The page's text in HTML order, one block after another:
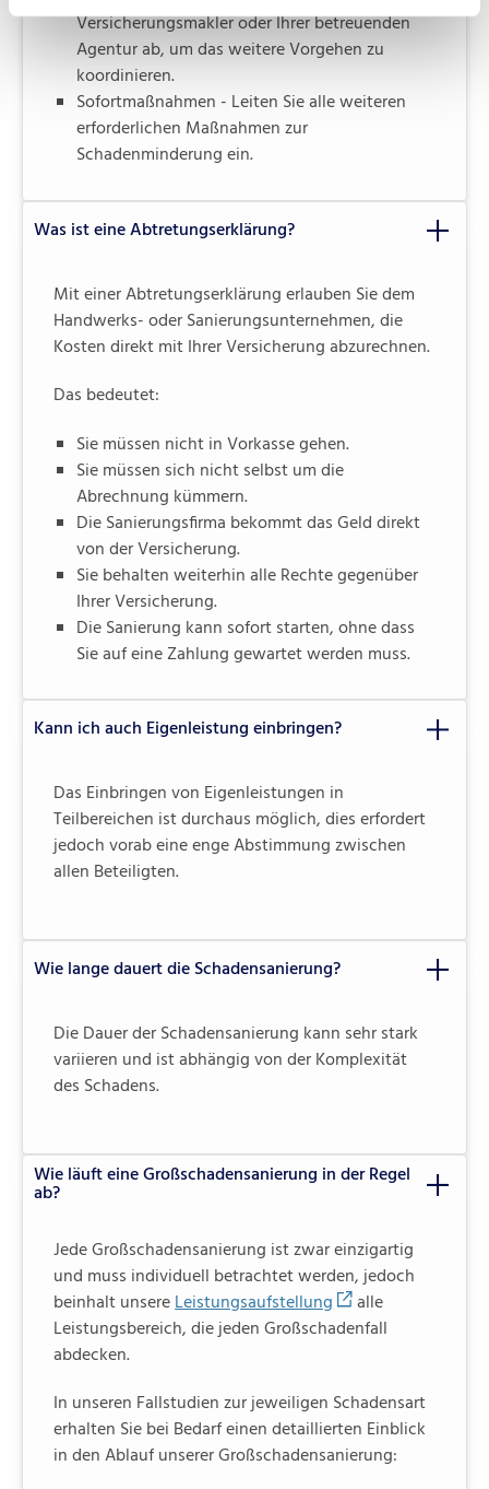
Versicherungsmakler oder Ihrer betreuenden
Agentur ab, um das weitere Vorgehen zu
koordinieren.
Sofortmaßnahmen - Leiten Sie alle weiteren
erforderlichen Maßnahmen zur
Schadenminderung ein.
Was ist eine Abtretungserklärung?
Mit einer Abtretungserklärung erlauben Sie dem
Handwerks- oder Sanierungsunternehmen, die
Kosten direkt mit Ihrer Versicherung abzurechnen.
Das bedeutet:
Sie müssen nicht in Vorkasse gehen.
Sie müssen sich nicht selbst um die
Abrechnung kümmern.
Die Sanierungsfirma bekommt das Geld direkt
von der Versicherung.
Sie behalten weiterhin alle Rechte gegenüber
Ihrer Versicherung.
Die Sanierung kann sofort starten, ohne dass
Sie auf eine Zahlung gewartet werden muss.
Kann ich auch Eigenleistung einbringen?
Das Einbringen von Eigenleistungen in
Teilbereichen ist durchaus möglich, dies erfordert
jedoch vorab eine enge Abstimmung zwischen
allen Beteiligten.
Wie lange dauert die Schadensanierung?
Die Dauer der Schadensanierung kann sehr stark
variieren und ist abhängig von der Komplexität
des Schadens.
Wie läuft eine Großschadensanierung in der Regel
ab?
Jede Großschadensanierung ist zwar einzigartig
und muss individuell betrachtet werden, jedoch
beinhalt unsereLeistungsaufstellung
alle
Leistungsbereich, die jeden Großschadenfall
abdecken.
In unseren Fallstudien zur jeweiligen Schadensart
erhalten Sie bei Bedarf einen detaillierten Einblick
in den Ablauf unserer Großschadensanierung: